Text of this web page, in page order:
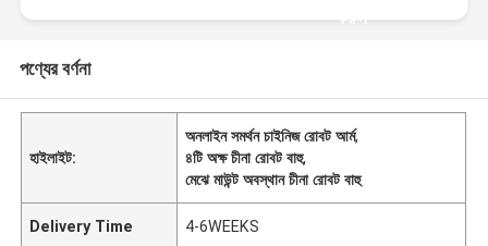
করুন
পণ্যের বর্ণনা
হাইলাইট:
অনলাইন সমর্থন চাইনিজ রোবট আর্ম,
৪টি অক্ষ চীনা রোবট বাহু,
মেঝে মাউন্ট অবস্থান চীনা রোবট বাহু
Delivery Time 4-6WEEKS